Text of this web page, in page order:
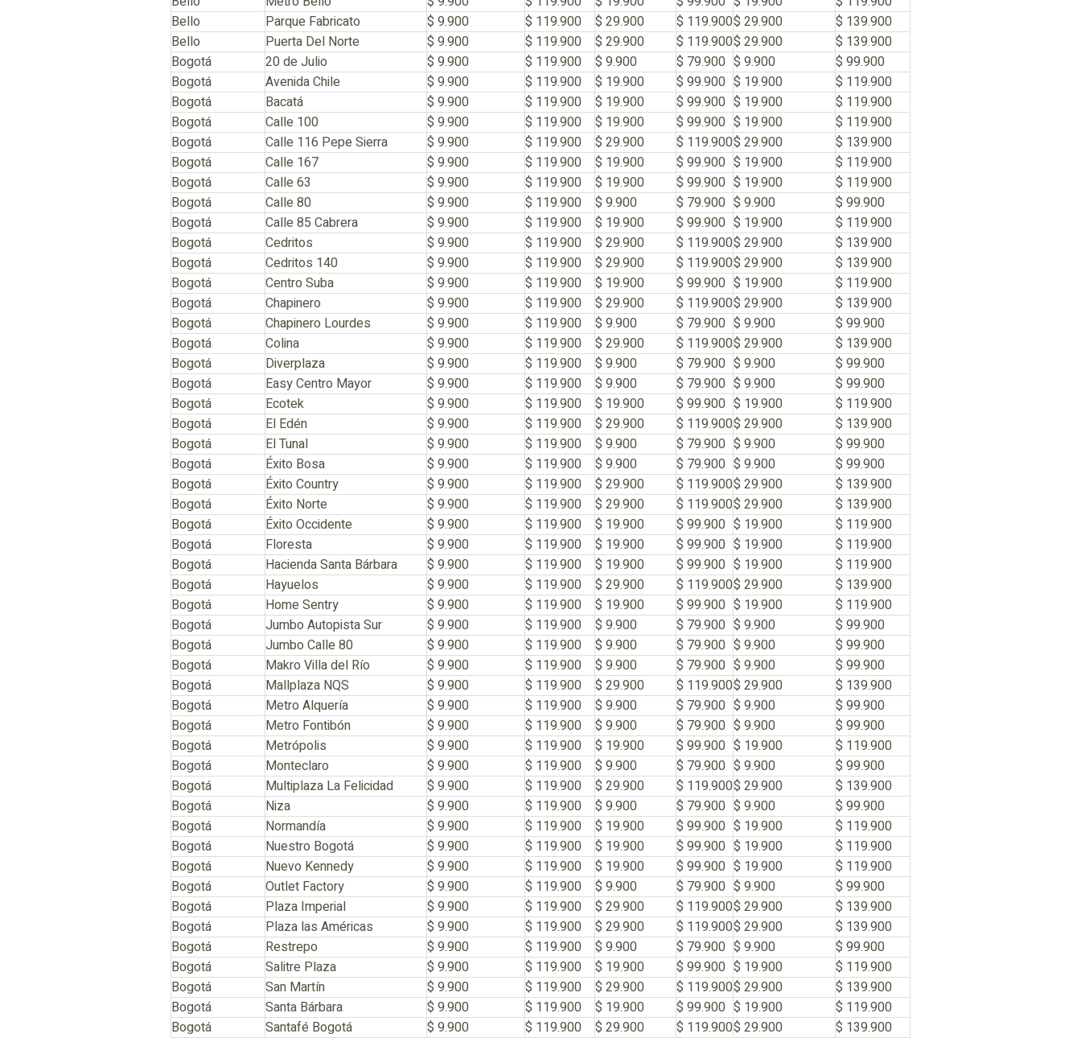
Bello
Parque Fabricato $ 9.900 $ 119.900 $ 29.900 $ 119.900$ 29.900
$ 139.900
Bello
Puerta Del Norte $ 9.900 $ 119.900 $ 29.900 $ 119.900$ 29.900
$ 139.900
Bogotá
20 de Julio $ 9.900 $ 119.900 $ 9.900 $ 79.900 $ 9.900
$ 99.900
Bogotá
Avenida Chile $ 9.900 $ 119.900 $ 19.900 $ 99.900 $ 19.900
$ 119.900
Bogotá
Bacatá $ 9.900 $ 119.900 $ 19.900 $ 99.900 $ 19.900
$ 119.900
Bogotá
Calle 100 $ 9.900 $ 119.900 $ 19.900 $ 99.900 $ 19.900
$ 119.900
Bogotá
Calle 116 Pepe Sierra $ 9.900 $ 119.900 $ 29.900 $ 119.900$ 29.900
$ 139.900
Bogotá
Calle 167 $ 9.900 $ 119.900 $ 19.900 $ 99.900 $ 19.900
$ 119.900
Bogotá
Calle 63 $ 9.900 $ 119.900 $ 19.900 $ 99.900 $ 19.900
$ 119.900
Bogotá
Calle 80 $ 9.900 $ 119.900 $ 9.900 $ 79.900 $ 9.900
$ 99.900
Bogotá
Calle 85 Cabrera $ 9.900 $ 119.900 $ 19.900 $ 99.900 $ 19.900
$ 119.900
Bogotá
Cedritos $ 9.900 $ 119.900 $ 29.900 $ 119.900$ 29.900
$ 139.900
Bogotá
Cedritos 140 $ 9.900 $ 119.900 $ 29.900 $ 119.900$ 29.900
$ 139.900
Bogotá
Centro Suba $ 9.900 $ 119.900 $ 19.900 $ 99.900 $ 19.900
$ 119.900
Bogotá
Chapinero $ 9.900 $ 119.900 $ 29.900 $ 119.900$ 29.900
$ 139.900
Bogotá
Chapinero Lourdes $ 9.900 $ 119.900 $ 9.900 $ 79.900 $ 9.900
$ 99.900
Bogotá
Colina $ 9.900 $ 119.900 $ 29.900 $ 119.900$ 29.900
$ 139.900
Bogotá
Diverplaza $ 9.900 $ 119.900 $ 9.900 $ 79.900 $ 9.900
$ 99.900
Bogotá
Easy Centro Mayor $ 9.900 $ 119.900 $ 9.900 $ 79.900 $ 9.900
$ 99.900
Bogotá
Ecotek $ 9.900 $ 119.900 $ 19.900 $ 99.900 $ 19.900
$ 119.900
Bogotá
El Edén $ 9.900 $ 119.900 $ 29.900 $ 119.900$ 29.900
$ 139.900
Bogotá
El Tunal $ 9.900 $ 119.900 $ 9.900 $ 79.900 $ 9.900
$ 99.900
Bogotá
Éxito Bosa $ 9.900 $ 119.900 $ 9.900 $ 79.900 $ 9.900
$ 99.900
Bogotá
Éxito Country $ 9.900 $ 119.900 $ 29.900 $ 119.900$ 29.900
$ 139.900
Bogotá
Éxito Norte $ 9.900 $ 119.900 $ 29.900 $ 119.900$ 29.900
$ 139.900
Bogotá
Éxito Occidente $ 9.900 $ 119.900 $ 19.900 $ 99.900 $ 19.900
$ 119.900
Bogotá
Floresta $ 9.900 $ 119.900 $ 19.900 $ 99.900 $ 19.900
$ 119.900
Bogotá
Hacienda Santa Bárbara $ 9.900 $ 119.900 $ 19.900 $ 99.900 $ 19.900
$ 119.900
Bogotá
Hayuelos $ 9.900 $ 119.900 $ 29.900 $ 119.900$ 29.900
$ 139.900
Bogotá
Home Sentry $ 9.900 $ 119.900 $ 19.900 $ 99.900 $ 19.900
$ 119.900
Bogotá
Jumbo Autopista Sur $ 9.900 $ 119.900 $ 9.900 $ 79.900 $ 9.900
$ 99.900
Bogotá
Jumbo Calle 80 $ 9.900 $ 119.900 $ 9.900 $ 79.900 $ 9.900
$ 99.900
Bogotá
Makro Villa del Río $ 9.900 $ 119.900 $ 9.900 $ 79.900 $ 9.900
$ 99.900
Bogotá
Mallplaza NQS $ 9.900 $ 119.900 $ 29.900 $ 119.900$ 29.900
$ 139.900
Bogotá
Metro Alquería $ 9.900 $ 119.900 $ 9.900 $ 79.900 $ 9.900
$ 99.900
Bogotá
Metro Fontibón $ 9.900 $ 119.900 $ 9.900 $ 79.900 $ 9.900
$ 99.900
Bogotá
Metrópolis $ 9.900 $ 119.900 $ 19.900 $ 99.900 $ 19.900
$ 119.900
Bogotá
Monteclaro $ 9.900 $ 119.900 $ 9.900 $ 79.900 $ 9.900
$ 99.900
Bogotá
Multiplaza La Felicidad $ 9.900 $ 119.900 $ 29.900 $ 119.900$ 29.900
$ 139.900
Bogotá
Niza $ 9.900 $ 119.900 $ 9.900 $ 79.900 $ 9.900
$ 99.900
Bogotá
Normandía $ 9.900 $ 119.900 $ 19.900 $ 99.900 $ 19.900
$ 119.900
Bogotá
Nuestro Bogotá $ 9.900 $ 119.900 $ 19.900 $ 99.900 $ 19.900
$ 119.900
Bogotá
Nuevo Kennedy $ 9.900 $ 119.900 $ 19.900 $ 99.900 $ 19.900
$ 119.900
Bogotá
Outlet Factory $ 9.900 $ 119.900 $ 9.900 $ 79.900 $ 9.900
$ 99.900
Bogotá
Plaza Imperial $ 9.900 $ 119.900 $ 29.900 $ 119.900$ 29.900
$ 139.900
Bogotá
Plaza las Américas $ 9.900 $ 119.900 $ 29.900 $ 119.900$ 29.900
$ 139.900
Bogotá
Restrepo $ 9.900 $ 119.900 $ 9.900 $ 79.900 $ 9.900
$ 99.900
Bogotá
Salitre Plaza $ 9.900 $ 119.900 $ 19.900 $ 99.900 $ 19.900
$ 119.900
Bogotá
San Martín $ 9.900 $ 119.900 $ 29.900 $ 119.900$ 29.900
$ 139.900
Bogotá
Santa Bárbara $ 9.900 $ 119.900 $ 19.900 $ 99.900 $ 19.900
$ 119.900
Bogotá
Santafé Bogotá $ 9.900 $ 119.900 $ 29.900 $ 119.900$ 29.900 $ 139.900